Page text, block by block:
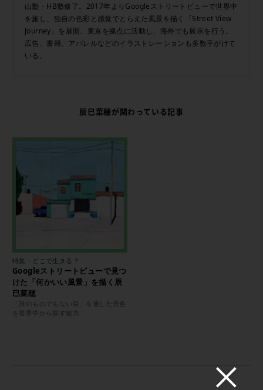
山塾・HB塾修了。2017年よりGoogleストリートビューで世界中
を旅し、独自の色彩と感覚でとらえた風景を描く「Street View
Journey」を展開。東京を拠点に活動し、海外でも展示を行う。
広告、書籍、アパレルなどのイラストレーションも多数手がけて
いる。
辰巳菜穂が関わっている記事
特集：どこで生きる？
Googleストリートビューで見つ
けた「何かいい風景」を描く辰
巳菜穂
「誰のものでもない目」を通した景色
を世界中から探す魅力